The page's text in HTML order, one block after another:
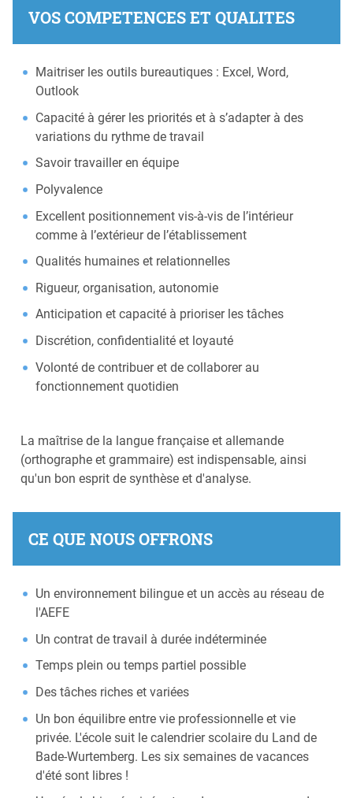
VOS COMPETENCES ET QUALITES
Maitriser les outils bureautiques : Excel, Word,
Outlook
Capacité à gérer les priorités et à s’adapter à des
variations du rythme de travail
Savoir travailler en équipe
Polyvalence
Excellent positionnement vis-à-vis de l’intérieur
comme à l’extérieur de l’établissement
Qualités humaines et relationnelles
Rigueur, organisation, autonomie
Anticipation et capacité à prioriser les tâches
Discrétion, confidentialité et loyauté
Volonté de contribuer et de collaborer au
fonctionnement quotidien
La maîtrise de la langue française et allemande
(orthographe et grammaire) est indispensable, ainsi
qu'un bon esprit de synthèse et d'analyse.
CE QUE NOUS OFFRONS
Un environnement bilingue et un accès au réseau de
l'AEFE
Un contrat de travail à durée indéterminée
Temps plein ou temps partiel possible
Des tâches riches et variées
Un bon équilibre entre vie professionnelle et vie
privée. L'école suit le calendrier scolaire du Land de
Bade-Wurtemberg. Les six semaines de vacances
d'été sont libres !